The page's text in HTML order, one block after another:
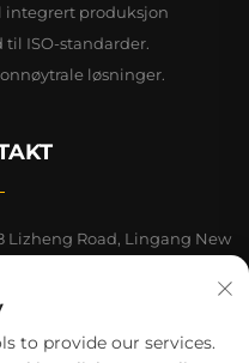
integrert produksjon
ISO-standarder.
løsninger.
Lizheng Road, Lingang New
to provide our services.